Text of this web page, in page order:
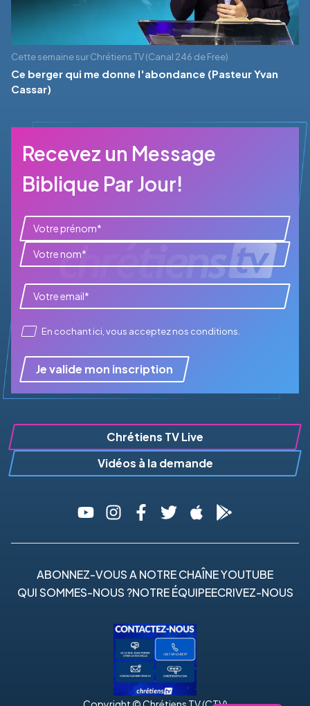
Cette semaine sur Chrétiens TV (Canal 246 de Free)
Ce berger qui me donne l'abondance (Pasteur Yvan
Cassar)
Recevez un Message
Biblique Par Jour!
En cochant ici, vous accepteznos conditions
Je valide mon inscription
Chrétiens TV Live
Vidéos à la demande
ABONNEZ-VOUS A NOTRE CHAÎNE YOUTUBE
QUI SOMMES-NOUS ?NOTRE ÉQUIPEECRIVEZ-NOUS